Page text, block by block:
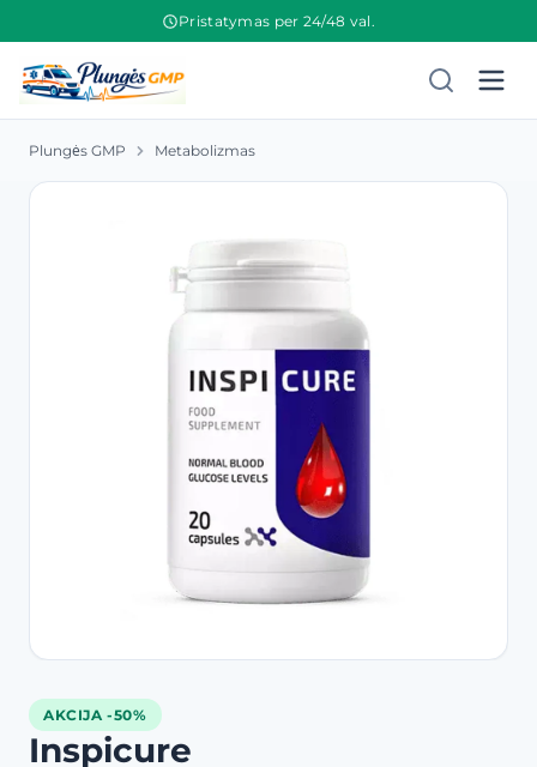
Pristatymas per 24/48 val.
Plungės GMP Metabolizmas
AKCIJA -50%
Inspicure